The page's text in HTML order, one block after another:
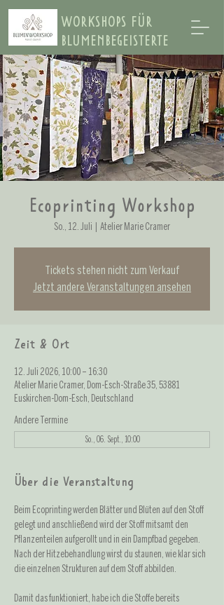
WORKSHOPS FÜR
BLUMENBEGEISTERTE
Ecoprinting Workshop
So., 12. Juli Atelier Marie Cramer
Tickets stehen nicht zum Verkauf
Jetzt andere Veranstaltungen ansehen
Zeit & Ort
12. Juli 2026, 10:00 – 16:30
Atelier Marie Cramer, Dom-Esch-Straße 35, 53881
Euskirchen-Dom-Esch, Deutschland
Andere Termine
So., 06. Sept., 10:00
Über die Veranstaltung
Beim Ecoprinting werden Blätter und Blüten auf den Stoff
gelegt und anschließend wird der Stoff mitsamt den
Pflanzenteilen aufgerollt und in ein Dampfbad gegeben.
Nach der Hitzebehandlung wirst du staunen, wie klar sich
die einzelnen Strukturen auf dem Stoff abbilden.
Damit das funktioniert, habe ich die Stoffe bereits